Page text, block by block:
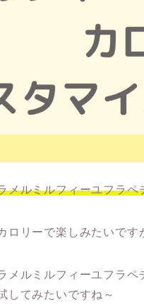
メルミルフィーユフラ
ロリーで楽しみたいです
メルミルフィーユフラ
してみたいですね～